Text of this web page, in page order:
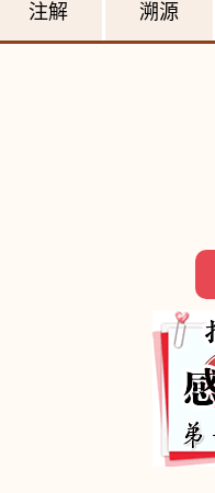
注解 溯源